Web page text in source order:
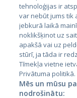
Литва
tehnoloģijas ir
var nebūt jums tik
jebkurā laikā
noklikšķinot uz
apakšā vai uz
stūrī, ja tāda ir
Tīmekļa vietne
Privātuma politikā.
Mēs un mūsu
nodrošinātu: